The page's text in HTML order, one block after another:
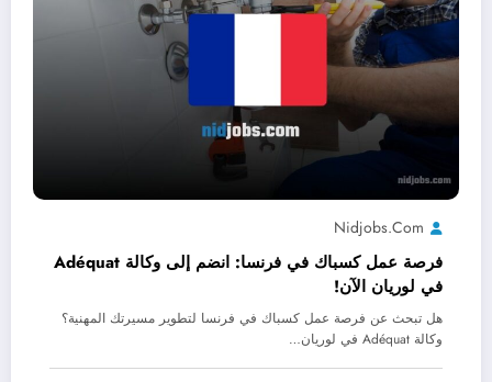
Nidjobs.com
فرصة عمل كسباك في فرنسا: انضم إلى وكالة Adéquat
في لوريان الآن!
هل تبحث عن فرصة عمل كسباك في فرنسا لتطوير مسيرتك المهنية؟
وكالة Adéquat في لوريان…